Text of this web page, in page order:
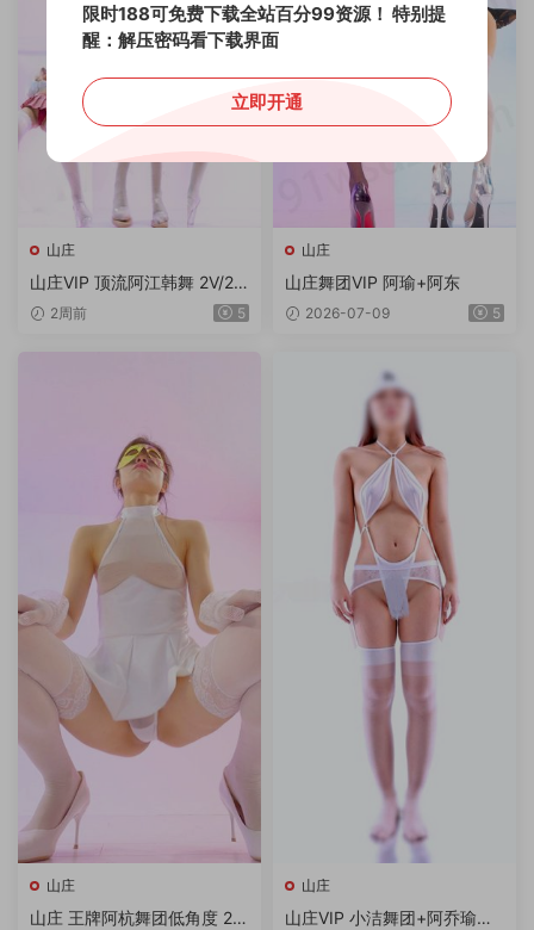
山庄
山庄VIP 顶流阿江韩舞 2V/2.0
9G/4K
2周前 5
山庄
山庄舞团VIP 阿瑜+阿东
2026-07-09 5
山庄
山庄 王牌阿杭舞团低角度 2V/
山庄
山庄VIP 小洁舞团+阿乔瑜伽
限时188可免费下载全站百分99资源！ 特别提
醒：解压密码看下载界面
立即开通